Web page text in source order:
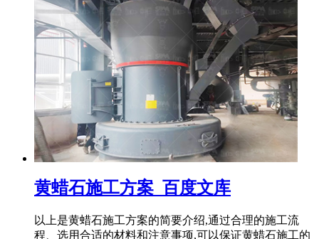
黄蜡石施工方案_百度文库
以上是黄蜡石施工方案的简要介绍,通过合理的施工流
程、选用合适的材料和注意事项,可以保证黄蜡石施工的